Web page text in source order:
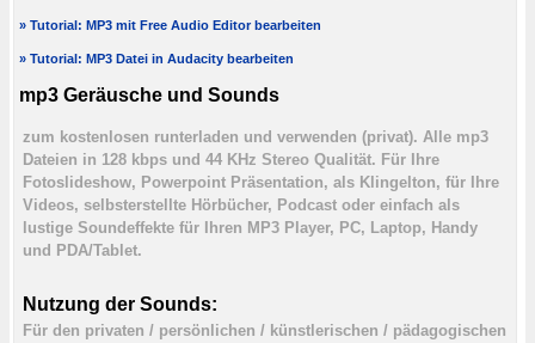
» Tutorial: MP3 mit Free Audio Editor bearbeiten
» Tutorial: MP3 Datei in Audacity bearbeiten
mp3 Geräusche und Sounds
zum kostenlosen runterladen und verwenden (privat). Alle mp3
Dateien in 128 kbps und 44 KHz Stereo Qualität. Für Ihre
Fotoslideshow, Powerpoint Präsentation, als Klingelton, für Ihre
Videos, selbsterstellte Hörbücher, Podcast oder einfach als
lustige Soundeffekte für Ihren MP3 Player, PC, Laptop, Handy
und PDA/Tablet.
Nutzung der Sounds:
Für den privaten / persönlichen / künstlerischen / pädagogischen